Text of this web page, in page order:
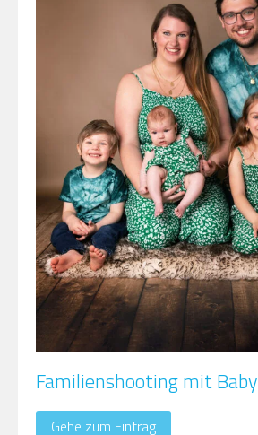
Familienshooting mit Baby
Gehe zum Eintrag